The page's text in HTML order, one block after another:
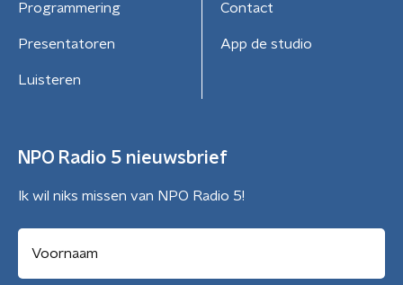
Programmering
Presentatoren
Luisteren
Contact
App de studio
NPO Radio 5 nieuwsbrief
Ik wil niks missen van NPO Radio 5!